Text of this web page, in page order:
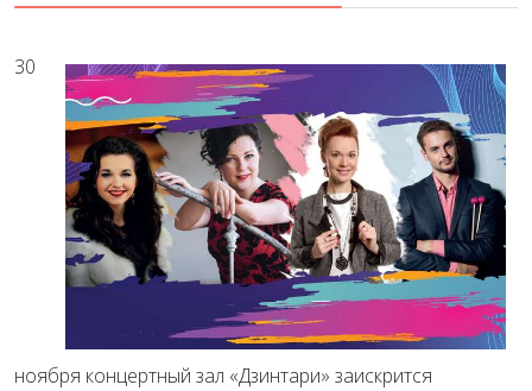
30
ноября концертный зал «Дзинтари» заискрится